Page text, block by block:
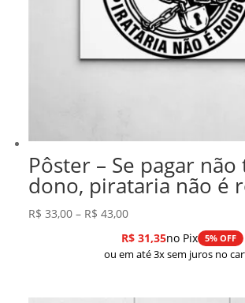
Pôster – Se pagar não
dono, pirataria não é
R$ 33,00 – R$ 43,00Faixa
de
preço:
através
R$31,35no Pix 5% OFF
ou em até 3x sem juros no